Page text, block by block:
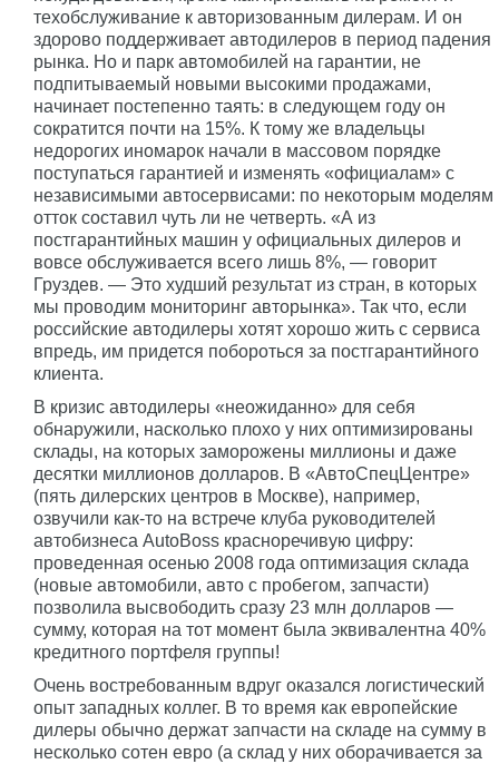
техобслуживание к авторизованным дилерам. И он
здорово поддерживает автодилеров в период падения
рынка. Но и парк автомобилей на гарантии, не
подпитываемый новыми высокими продажами,
начинает постепенно таять: в следующем году он
сократится почти на 15%. К тому же владельцы
недорогих иномарок начали в массовом порядке
поступаться гарантией и изменять «официалам» с
независимыми автосервисами: по некоторым моделям
отток составил чуть ли не четверть. «А из
постгарантийных машин у официальных дилеров и
вовсе обслуживается всего лишь 8%, — говорит
Груздев. — Это худший результат из стран, в которых
мы проводим мониторинг авторынка». Так что, если
российские автодилеры хотят хорошо жить с сервиса
впредь, им придется побороться за постгарантийного
клиента.
В кризис автодилеры «неожиданно» для себя
обнаружили, насколько плохо у них оптимизированы
склады, на которых заморожены миллионы и даже
десятки миллионов долларов. В «АвтоСпецЦентре»
(пять дилерских центров в Москве), например,
озвучили как-то на встрече клуба руководителей
автобизнеса AutoBoss красноречивую цифру:
проведенная осенью 2008 года оптимизация склада
(новые автомобили, авто с пробегом, запчасти)
позволила высвободить сразу 23 млн долларов —
сумму, которая на тот момент была эквивалентна 40%
кредитного портфеля группы!
Очень востребованным вдруг оказался логистический
опыт западных коллег. В то время как европейские
дилеры обычно держат запчасти на складе на сумму в
несколько сотен евро (а склад у них оборачивается за